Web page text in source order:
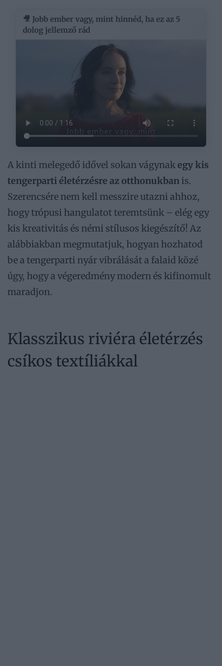
🎥 Jobb ember vagy, mint hinnéd, ha ez az 5
dolog jellemző rád
A kinti melegedő idővel sokan vágynakegy kis
tengerparti életérzésre az otthonukban is.
Szerencsére nem kell messzire utazni ahhoz,
hogy trópusi hangulatot teremtsünk – elég egy
kis kreativitás és némi stílusos kiegészítő! Az
alábbiakban megmutatjuk, hogyan hozhatod
be a tengerparti nyár vibrálását a falaid közé
úgy, hogy a végeredmény modern és kifinomult
maradjon.
Klasszikus riviéra életérzés
csíkos textíliákkal